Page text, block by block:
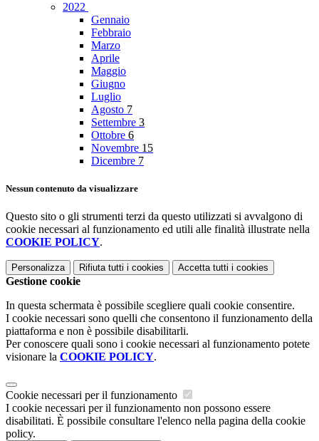
2022
Gennaio
Febbraio
Marzo
Aprile
Maggio
Giugno
Luglio
Agosto 7
Settembre 3
Ottobre 6
Novembre 15
Dicembre 7
Nessun contenuto da visualizzare
Questo sito o gli strumenti terzi da questo utilizzati si avvalgono di
cookie necessari al funzionamento ed utili alle finalità illustrate nella
COOKIE POLICY.
Personalizza Rifiuta tutti i cookies Accetta tutti i cookies
Gestione cookie
In questa schermata è possibile scegliere quali cookie consentire.
I cookie necessari sono quelli che consentono il funzionamento della
piattaforma e non è possibile disabilitarli.
Per conoscere quali sono i cookie necessari al funzionamento potete
visionare la COOKIE POLICY.
Cookie necessari per il funzionamento
I cookie necessari per il funzionamento non possono essere
disabilitati. È possibile consultare l'elenco nella pagina della cookie
policy.